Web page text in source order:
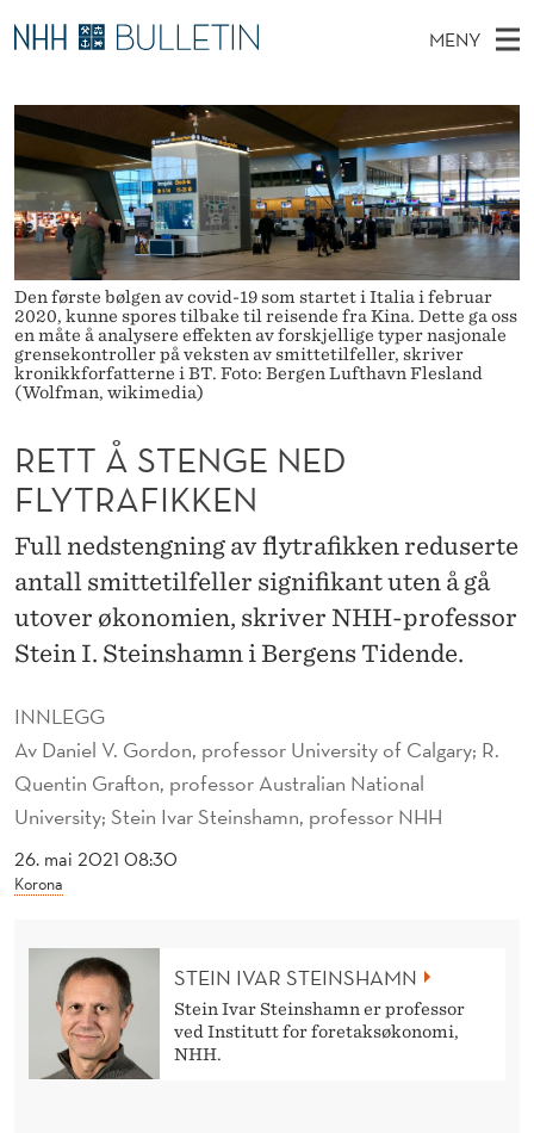
R
E
T
T
Å
S
T
E
N
E
N
E
D
F
Y
T
R
A
F
MENY
O
V
E
D
M
E
N
Y
Ø
K
N
E
T
T
S
T
E
D
E
T
Stipendiater og nye forskerprofiler
Disputaser
Ekspertutvalg
Om Bulletin
Den første bølgen av covid-19 som startet i Italia i februar
2020, kunne spores tilbake til reisende fra Kina. Dette ga oss
en måte å analysere effekten av forskjellige typer nasjonale
grensekontroller på veksten av smittetilfeller, skriver
kronikkforfatterne i BT. Foto: Bergen Lufthavn Flesland
(Wolfman, wikimedia)
INNLEGG
Av Daniel V. Gordon, professor University of Calgary; R.
Quentin Grafton, professor Australian National
University; Stein Ivar Steinshamn, professor NHH
26. mai 2021 08:30
Korona
RETT Å STENGE NED
FLYTRAFIKKEN
Full nedstengning av flytrafikken reduserte
antall smittetilfeller signifikant uten å gå
utover økonomien, skriver NHH-professor
Stein I. Steinshamn i Bergens Tidende.
STEIN IVAR STEINSHAMN
Stein Ivar Steinshamn er professor
ved Institutt for foretaksøkonomi,
NHH.